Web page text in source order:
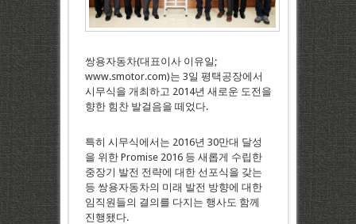
쌍용자동차(대표이사 이유일;
www.smotor.com)는 3일 평택공장에서
시무식을 개최하고 2014년 새로운 도전을
향한 힘찬 발걸음을 떼었다.
특히 시무식에서는 2016년 30만대 달성
을 위한 Promise 2016 등 새롭게 수립한
중장기 발전 전략에 대한 선포식을 갖는
등 쌍용자동차의 미래 발전 방향에 대한
임직원들의 결의를 다지는 행사도 함께
진행됐다.